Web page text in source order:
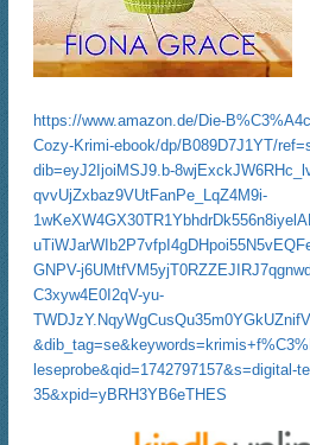
https://www.amazon.de/Die-
Cozy-Krimi-ebook/dp/B089D7J1YT/
dib=eyJ2IjoiMSJ9.b-
qvvUjZxbaz9VUtFanPe_LqZ4M9i-
GNPV-
C3xyw4E0I2qV-yu-
leseprobe&qid=1742797157&s=digital-
35&xpid=yBRH3YB6eTHES